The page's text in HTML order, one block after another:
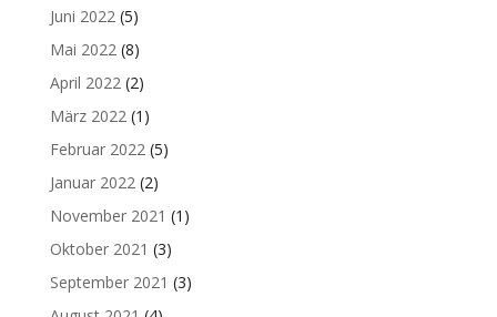
Juni 2022(5)
Mai 2022(8)
April 2022(2)
März 2022(1)
Februar 2022(5)
Januar 2022(2)
November 2021 (1)
Oktober 2021 (3)
September 2021 (3)